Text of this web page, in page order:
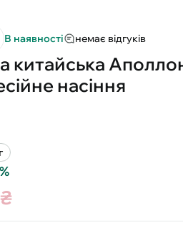
В наявності немає відгуків
китайська
насіння
₴